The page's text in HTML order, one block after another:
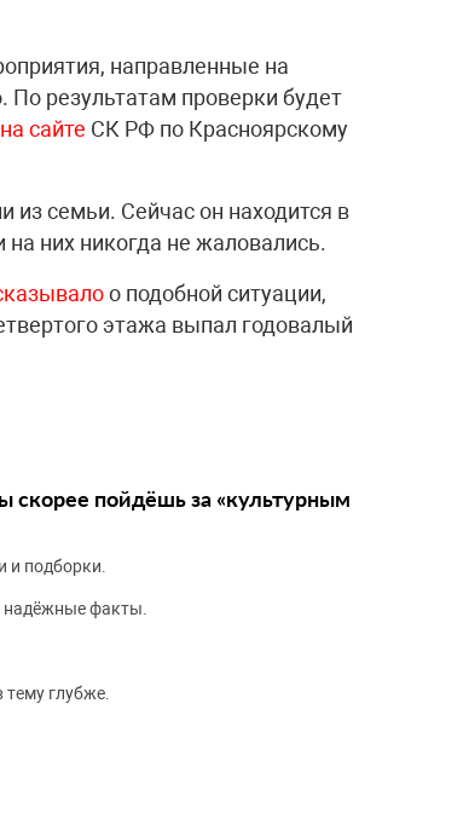
направленные на
По результатам проверки будет
на сайте СК РФ по Красноярскому
из семьи. Сейчас он находится в
них никогда не жаловались.
о подобной ситуации,
этажа выпал годовалый
скорее пойдёшь за «культурным
и подборки.
надёжные факты.
глубже.